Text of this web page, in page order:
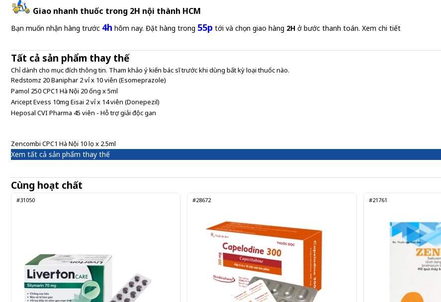
Giao nhanh thuốc trong 2H nội thành HCM
Bạn muốn nhận hàng trước 4h hôm nay. Đặt hàng trong 55p tới và chọn giao hàng 2H ở bước thanh toán. Xem chi tiết
Tất cả sản phẩm thay thế
Chỉ dành cho mục đích thông tin. Tham khảo ý kiến bác sĩ trước khi dùng bất kỳ loại thuốc nào.
Redstomz 20 Baniphar 2 vỉ x 10 viên (Esomeprazole)
Pamol 250 CPC1 Hà Nội 20 ống x 5ml
Aricept Evess 10mg Eisai 2 vỉ x 14 viên (Donepezil)
Heposal CVI Pharma 45 viên - Hỗ trợ giải độc gan
Zencombi CPC1 Hà Nội 10 lọ x 2.5ml
Xem tất cả sản phẩm thay thế
Cùng hoạt chất
#31050 #28672 #21761